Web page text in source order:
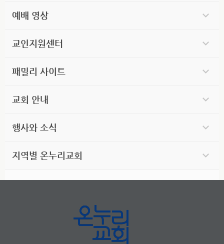
예배 영상
교인지원센터
패밀리 사이트
교회 안내
행사와 소식
지역별 온누리교회